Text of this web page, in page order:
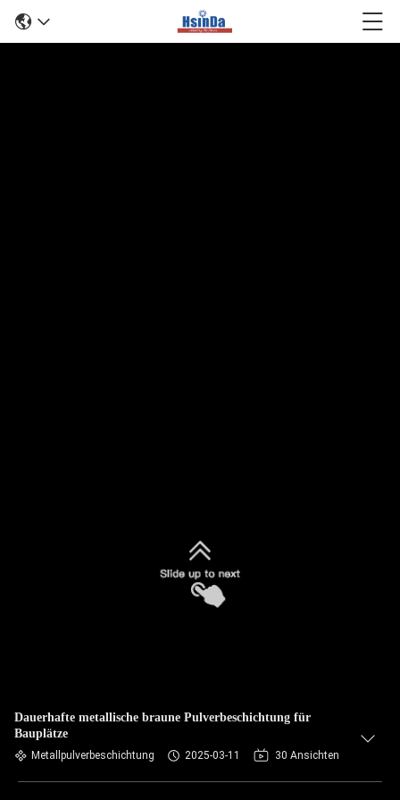
Dauerhafte metallische braune Pulverbeschichtung für
Bauplätze
Metallpulverbeschichtung 2025-03-11 30 Ansichten